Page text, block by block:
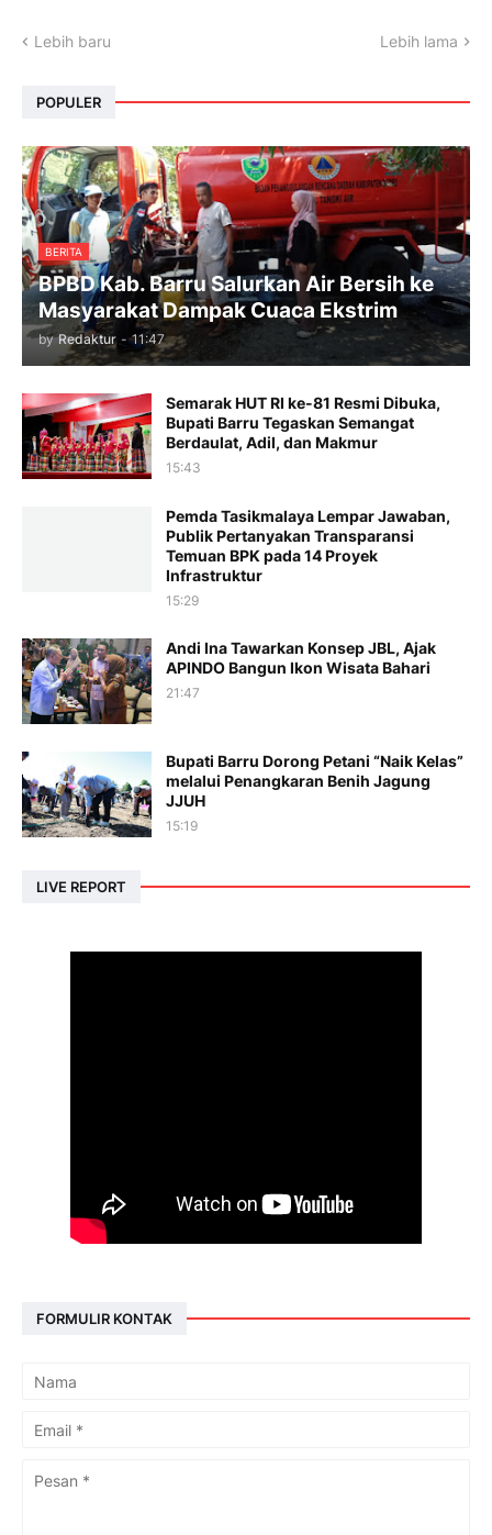
Lebih baru Lebih lama
POPULER
BERITA
BPBD Kab. Barru Salurkan Air Bersih ke
Masyarakat Dampak Cuaca Ekstrim
by Redaktur - 11:47
Semarak HUT RI ke-81 Resmi Dibuka,
Bupati Barru Tegaskan Semangat
Berdaulat, Adil, dan Makmur
15:43
Pemda Tasikmalaya Lempar Jawaban,
Publik Pertanyakan Transparansi
Temuan BPK pada 14 Proyek
Infrastruktur
15:29
Andi Ina Tawarkan Konsep JBL, Ajak
APINDO Bangun Ikon Wisata Bahari
21:47
Bupati Barru Dorong Petani “Naik Kelas”
melalui Penangkaran Benih Jagung
JJUH
15:19
LIVE REPORT
FORMULIR KONTAK